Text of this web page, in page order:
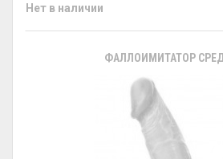
Нет в наличии
ФАЛЛОИМИТАТОР